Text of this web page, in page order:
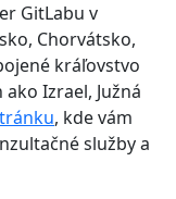
GitLabu v
Chorvátsko,
kráľovstvo
Izrael, Južná
, kde vám
služby a